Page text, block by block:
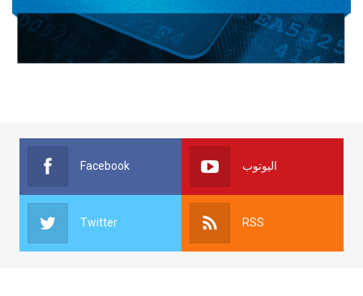
Facebook اليوتوب
Twitter RSS